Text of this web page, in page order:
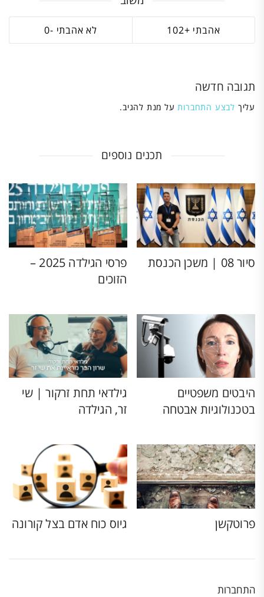
102
0
תגובה חדשה
עליך לבצע התחברותעל מנת להגיב.
תכנים נוספים
סיור 08 | משכן הכנסת
פרסי הגילדה 2025 –
הזוכים
היבטים משפטיים
בטכנולוגיות אבטחה
גילדאי תחת זרקור | שי
זר, הגילדה
פרוטקשן גיוס כוח אדם בצל קורונה
התחברות